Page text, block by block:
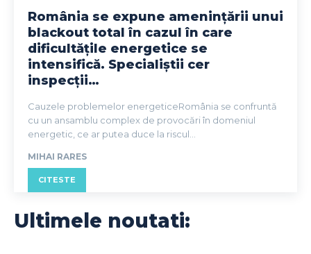
România se expune amenințării unui
blackout total în cazul în care
dificultățile energetice se
intensifică. Specialiștii cer
inspecții…
Cauzele problemelor energeticeRomânia se confruntă
cu un ansamblu complex de provocări în domeniul
energetic, ce ar putea duce la riscul...
MIHAI RARES
CITESTE
Ultimele noutati: